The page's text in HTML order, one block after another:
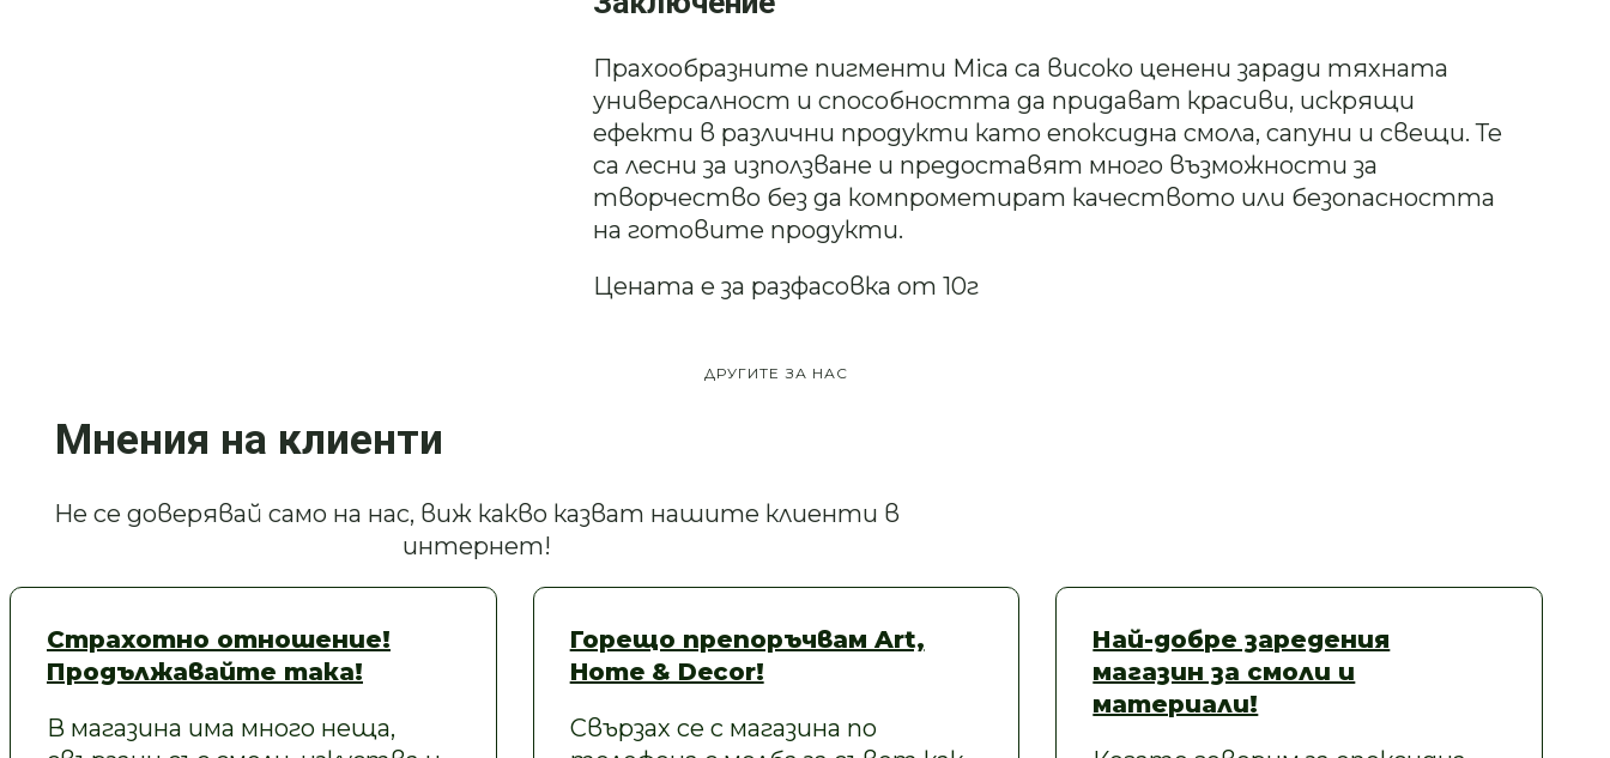
Прахообразните пигменти Mica са високо ценени заради тяхната
универсалност и способността да придават красиви, искрящи
ефекти в различни продукти като епоксидна смола, сапуни и свещи. Те
са лесни за използване и предоставят много възможности за
творчество без да компрометират качеството или безопасността
на готовите продукти.
Цената е за разфасовка от 10г
ДРУГИТЕ ЗА НАС
Мнения на клиенти
Не се доверявай само на нас, виж какво казват нашите клиенти в
интернет!
Страхотно отношение!
Продължавайте така!
В магазина има много неща,
Горещо препоръчвам Art,
Home & Decor!
Свързах се с магазина по
Най-добре заредения
магазин за смоли и
материали!